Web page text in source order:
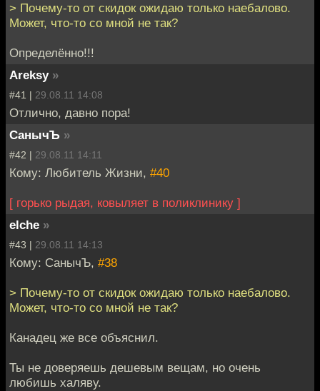
> Почему-то от скидок ожидаю только наебалово.
Может, что-то со мной не так?
Определённо!!!
Areksy »
#41 | 29.08.11 14:08
Отлично, давно пора!
СанычЪ »
#42 | 29.08.11 14:11
Кому: Любитель Жизни, #40
[ горько рыдая, ковыляет в поликлинику ]
elche »
#43 | 29.08.11 14:13
Кому: СанычЪ, #38
> Почему-то от скидок ожидаю только наебалово.
Может, что-то со мной не так?
Канадец же все объяснил.
Ты не доверяешь дешевым вещам, но очень
любишь халяву.